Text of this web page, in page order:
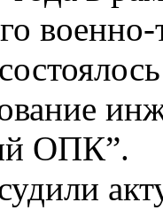
военно-
ОПК”.